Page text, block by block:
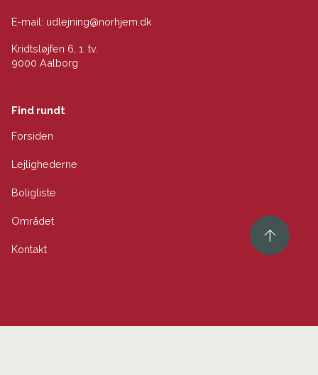
E-mail: udlejning@norhjem.dk
Kridtsløjfen 6, 1. tv.
9000 Aalborg
Find rundt
Forsiden
Lejlighederne
Boligliste
Området
Kontakt